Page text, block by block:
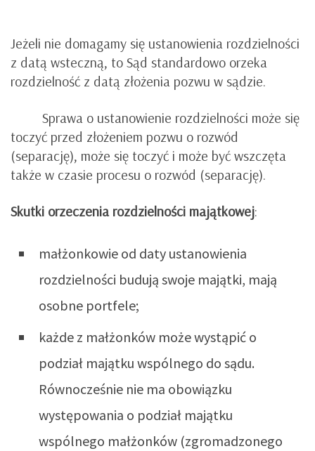
Jeżeli nie domagamy się ustanowienia rozdzielności
z datą wsteczną, to Sąd standardowo orzeka
rozdzielność z datą złożenia pozwu w sądzie.
Sprawa o ustanowienie rozdzielności może się
toczyć przed złożeniem pozwu o rozwód
(separację), może się toczyć i może być wszczęta
także w czasie procesu o rozwód (separację).
Skutki orzeczenia rozdzielności majątkowej:
małżonkowie od daty ustanowienia
rozdzielności budują swoje majątki, mają
osobne portfele;
każde z małżonków może wystąpić o
podział majątku wspólnego do sądu.
Równocześnie nie ma obowiązku
występowania o podział majątku
wspólnego małżonków (zgromadzonego